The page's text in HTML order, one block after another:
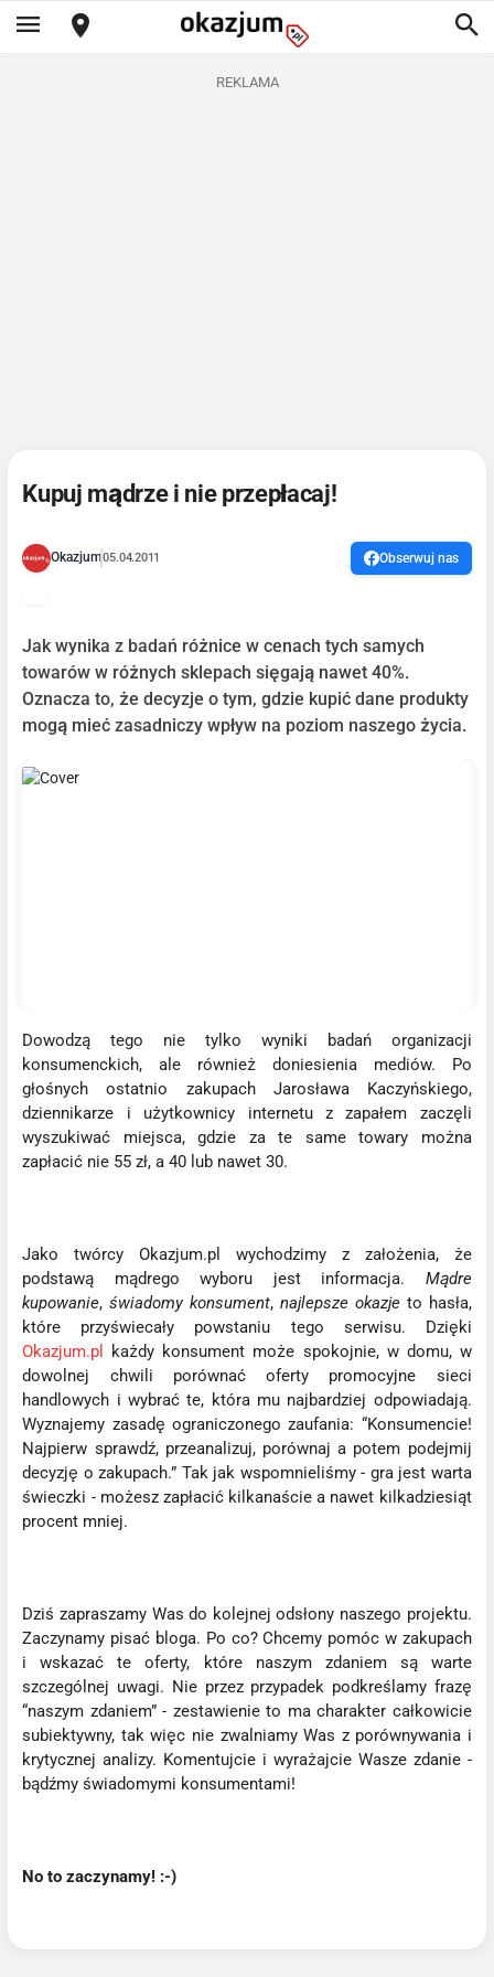
REKLAMA
Kupuj mądrze i nie przepłacaj!
Okazjum05.04.2011 Obserwuj nas
Jak wynika z badań różnice w cenach tych samych
towarów w różnych sklepach sięgają nawet 40%.
Oznacza to, że decyzje o tym, gdzie kupić dane produkty
mogą mieć zasadniczy wpływ na poziom naszego życia.
Dowodzą tego nie tylko wyniki badań organizacji
konsumenckich, ale również doniesienia mediów. Po
głośnych ostatnio zakupach Jarosława Kaczyńskiego,
dziennikarze i użytkownicy internetu z zapałem zaczęli
wyszukiwać miejsca, gdzie za te same towary można
zapłacić nie 55 zł, a 40 lub nawet 30.
Jako twórcy Okazjum.pl wychodzimy z założenia, że
podstawą mądrego wyboru jest informacja. Mądre
kupowanie,świadomy konsument,najlepsze okazjeto hasła,
które przyświecały powstaniu tego serwisu. Dzięki
Okazjum.pl
każdy konsument może spokojnie, w domu, w
dowolnej chwili porównać oferty promocyjne sieci
handlowych i wybrać te, która mu najbardziej odpowiadają.
Wyznajemy zasadę ograniczonego zaufania: “Konsumencie!
Najpierw sprawdź, przeanalizuj, porównaj a potem podejmij
decyzję o zakupach.” Tak jak wspomnieliśmy - gra jest warta
świeczki - możesz zapłacić kilkanaście a nawet kilkadziesiąt
procent mniej.
Dziś zapraszamy Was do kolejnej odsłony naszego projektu.
Zaczynamy pisać bloga. Po co? Chcemy pomóc w zakupach
i wskazać te oferty, które naszym zdaniem są warte
szczególnej uwagi. Nie przez przypadek podkreślamy frazę
“naszym zdaniem” - zestawienie to ma charakter całkowicie
subiektywny, tak więc nie zwalniamy Was z porównywania i
krytycznej analizy. Komentujcie i wyrażajcie Wasze zdanie -
bądźmy świadomymi konsumentami!
No to zaczynamy! :-)